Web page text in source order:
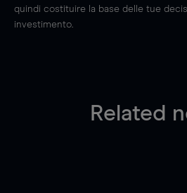
quindi costituire la base delle tue
investimento.
Related